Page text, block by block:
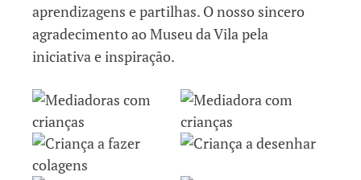
aprendizagens e partilhas. O nosso sincero
agradecimento ao Museu da Vila pela
iniciativa e inspiração.